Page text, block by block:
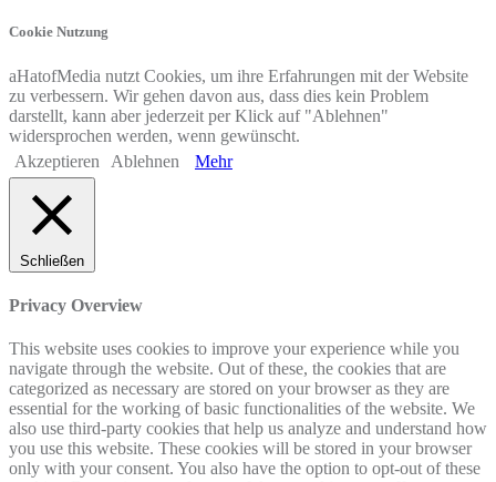
Cookie Nutzung
aHatofMedia nutzt Cookies, um ihre Erfahrungen mit der Website
zu verbessern. Wir gehen davon aus, dass dies kein Problem
darstellt, kann aber jederzeit per Klick auf "Ablehnen"
widersprochen werden, wenn gewünscht.
Akzeptieren
Ablehnen Mehr
Schließen
Privacy Overview
This website uses cookies to improve your experience while you
navigate through the website. Out of these, the cookies that are
categorized as necessary are stored on your browser as they are
essential for the working of basic functionalities of the website. We
also use third-party cookies that help us analyze and understand how
you use this website. These cookies will be stored in your browser
only with your consent. You also have the option to opt-out of these